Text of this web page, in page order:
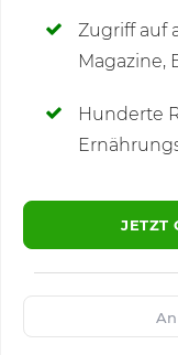
Zugriff auf
Magazine,
Hunderte
JETZT
🙂